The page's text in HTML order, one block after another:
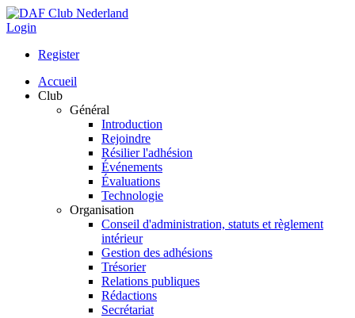
Login
Register
Accueil
Club
Général
Introduction
Rejoindre
Résilier l'adhésion
Événements
Évaluations
Technologie
Organisation
Conseil d'administration, statuts et règlement
intérieur
Gestion des adhésions
Trésorier
Relations publiques
Rédactions
Secrétariat